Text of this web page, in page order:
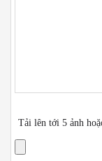
Tải lên tới 5 ảnh